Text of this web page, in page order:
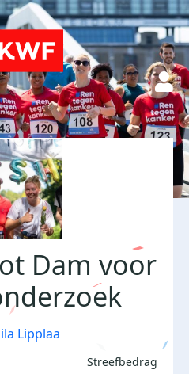
Dam voor
Lipplaa
Streefbedrag